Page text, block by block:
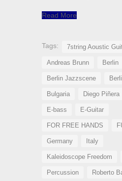
Read More
Tags: 7string Aoustic
Andreas Brunn Berlin
Berlin Jazzscene
Bulgaria Diego Piñera
E-bass E-Guitar
FOR FREE HANDS
Germany Italy
Kaleidoscope Freedom
Percussion Roberto